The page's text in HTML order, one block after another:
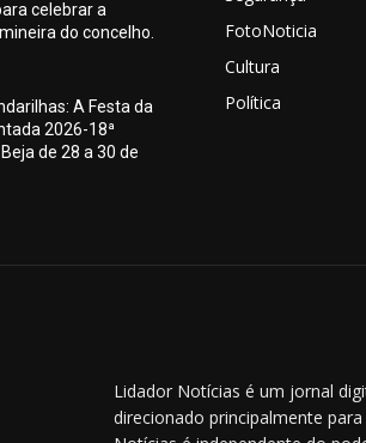
celebrar a
do concelho.
A Festa da
2026-18ª
de 28 a 30 de
FotoNoticia
Cultura
Política
Lidador Notícias é um jornal
direcionado principalmente